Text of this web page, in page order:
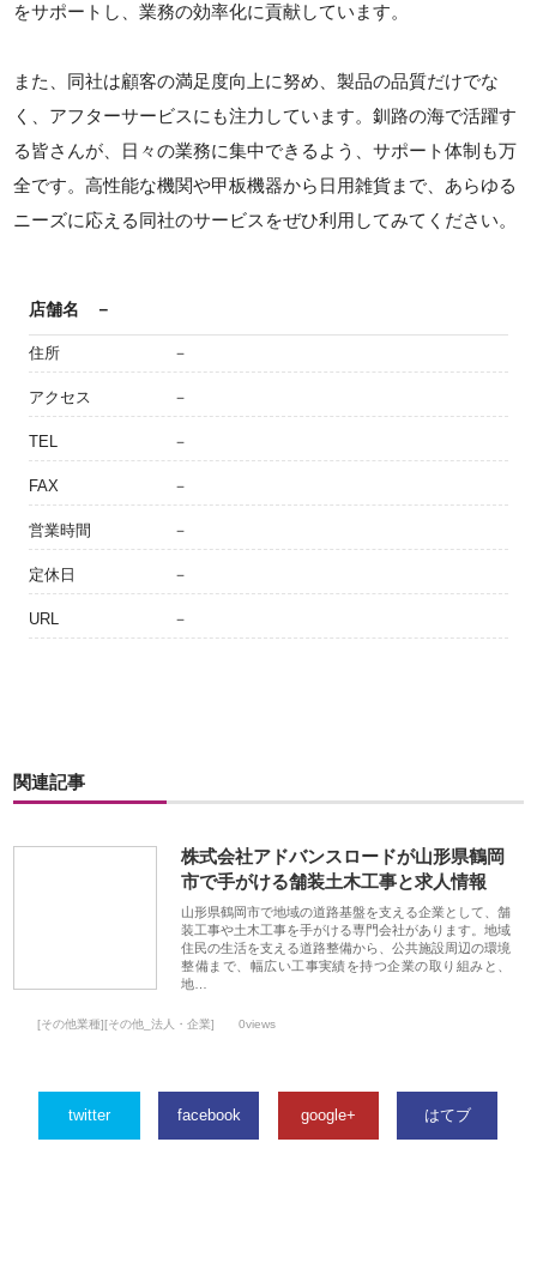
をサポートし、業務の効率化に貢献しています。
また、同社は顧客の満足度向上に努め、製品の品質だけでな
く、アフターサービスにも注力しています。釧路の海で活躍す
る皆さんが、日々の業務に集中できるよう、サポート体制も万
全です。高性能な機関や甲板機器から日用雑貨まで、あらゆる
ニーズに応える同社のサービスをぜひ利用してみてください。
店舗名 －
住所 －
アクセス －
TEL －
FAX －
営業時間 －
定休日 －
URL －
関連記事
株式会社アドバンスロードが山形県鶴岡
市で手がける舗装土木工事と求人情報
山形県鶴岡市で地域の道路基盤を支える企業として、舗
装工事や土木工事を手がける専門会社があります。地域
住民の生活を支える道路整備から、公共施設周辺の環境
整備まで、幅広い工事実績を持つ企業の取り組みと、
地…
[その他業種][その他_法人・企業] 0views
twitter facebook google+ はてブ